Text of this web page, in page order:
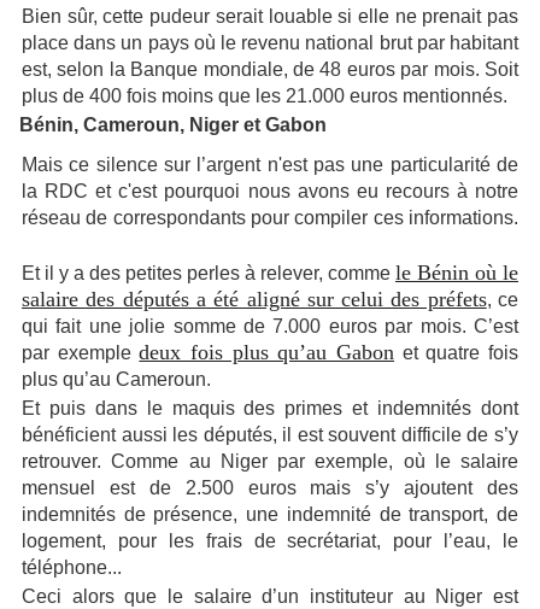
Bien sûr, cette pudeur serait louable si elle ne prenait pas
place dans un pays où le revenu national brut par habitant
est, selon la Banque mondiale, de 48 euros par mois. Soit
plus de 400 fois moins que les 21.000 euros mentionnés.
Bénin, Cameroun, Niger et Gabon
Mais ce silence sur l’argent n'est pas une particularité de
la RDC et c'est pourquoi nous avons eu recours à notre
réseau de correspondants pour compiler ces informations.
Et il y a des petites perles à relever, comme le Bénin où le
salaire des députés a été aligné sur celui des préfets, ce
qui fait une jolie somme de 7.000 euros par mois. C’est
par exempledeux fois plus qu’au Gabon et quatre fois
plus qu’au Cameroun.
Et puis dans le maquis des primes et indemnités dont
bénéficient aussi les députés, il est souvent difficile de s’y
retrouver. Comme au Niger par exemple, où le salaire
mensuel est de 2.500 euros mais s’y ajoutent des
indemnités de présence, une indemnité de transport, de
logement, pour les frais de secrétariat, pour l’eau, le
téléphone...
Ceci alors que le salaire d’un instituteur au Niger est